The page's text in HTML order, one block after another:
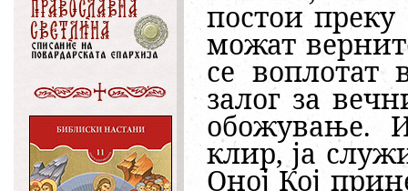
постои преку
можат
се воплотат
залог за
обожување.
клир, ја
Оној Кој